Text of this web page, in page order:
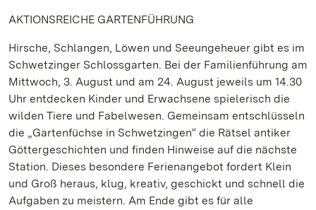
AKTIONSREICHE GARTENFÜHRUNG
Hirsche, Schlangen, Löwen und Seeungeheuer gibt es im
Schwetzinger Schlossgarten. Bei der Familienführung am
Mittwoch, 3. August und am 24. August jeweils um 14.30
Uhr entdecken Kinder und Erwachsene spielerisch die
wilden Tiere und Fabelwesen. Gemeinsam entschlüsseln
die „Gartenfüchse in Schwetzingen“ die Rätsel antiker
Göttergeschichten und finden Hinweise auf die nächste
Station. Dieses besondere Ferienangebot fordert Klein
und Groß heraus, klug, kreativ, geschickt und schnell die
Aufgaben zu meistern. Am Ende gibt es für alle